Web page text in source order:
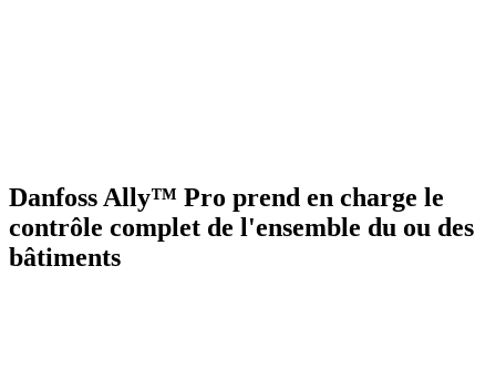
Danfoss Ally™ Pro prend en charge le
contrôle complet de l'ensemble du ou des
bâtiments